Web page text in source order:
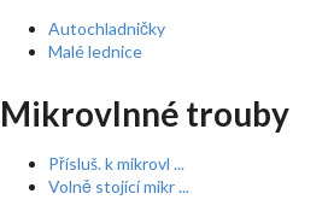
Autochladničky
Malé lednice
Mikrovlnné trouby
Přísluš. k mikrovl ...
Volně stojící mikr ...